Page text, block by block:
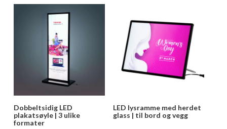
Dobbeltsidig LED
plakatsøyle | 3 ulike
formater
LED lysramme med herdet
glass | til bord og vegg